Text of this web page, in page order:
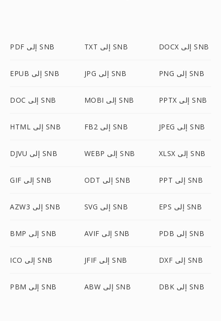
PDF إلى SNB TXT إلى SNB DOCX إلى SNB
EPUB إلى SNB JPG إلى SNB PNG إلى SNB
DOC إلى SNB MOBI إلى SNB PPTX إلى SNB
HTML إلى SNB FB2 إلى SNB JPEG إلى SNB
DJVU إلى SNB WEBP إلى SNB XLSX إلى SNB
GIF إلى SNB ODT إلى SNB PPT إلى SNB
AZW3 إلى SNB SVG إلى SNB EPS إلى SNB
BMP إلى SNB AVIF إلى SNB PDB إلى SNB
ICO إلى SNB JFIF إلى SNB DXF إلى SNB
PBM إلى SNB ABW إلى SNB DBK إلى SNB